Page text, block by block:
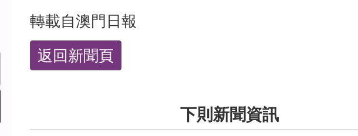
轉載自澳門日報
返回新聞頁
下則新聞資訊